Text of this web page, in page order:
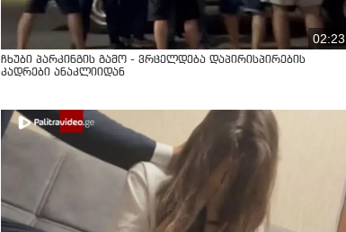
02:23
ჩხუბი პარკინგის გამო - ვრცელდება დაპირისპირების
კადრები ანაკლიიდან